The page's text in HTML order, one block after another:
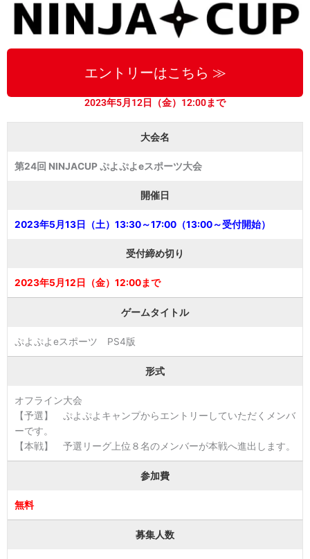
エントリーはこちら ≫
2023年5月12日（金）12:00まで
大会名
第24回 NINJACUP ぷよぷよeスポーツ大会
開催日
2023年5月13日（土）13:30～17:00（13:00～受付開始）
受付締め切り
2023年5月12日（金）12:00まで
ゲームタイトル
ぷよぷよeスポーツ PS4版
形式
オフライン大会
【予選】 ぷよぷよキャンプからエントリーしていただくメンバ
ーです。
【本戦】 予選リーグ上位８名のメンバーが本戦へ進出します。
参加費
無料
募集人数